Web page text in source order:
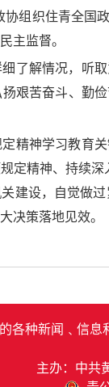
协组织住青全国
主监督。
了解情况，听
艰苦奋斗、勤
精神学习教育
定精神、持续
建设，自觉做
决策落地见效。
各种新闻﹑信息
主办：中共